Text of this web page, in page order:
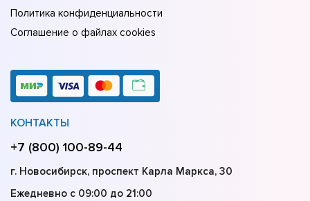
Политика конфиденциальности
Соглашение о файлах cookies
КОНТАКТЫ
+7 (800) 100-89-44
г. Новосибирск, проспект Карла Маркса, 30
Ежедневно с 09:00 до 21:00